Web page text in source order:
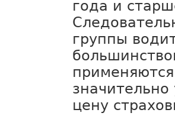
года и
группы
цену